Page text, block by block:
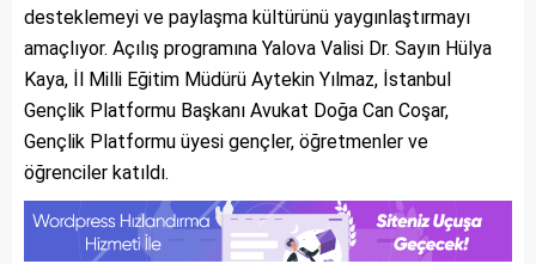
desteklemeyi ve paylaşma kültürünü yaygınlaştırmayı
amaçlıyor. Açılış programına Yalova Valisi Dr. Sayın Hülya
Kaya, İl Milli Eğitim Müdürü Aytekin Yılmaz, İstanbul
Gençlik Platformu Başkanı Avukat Doğa Can Coşar,
Gençlik Platformu üyesi gençler, öğretmenler ve
öğrenciler katıldı.